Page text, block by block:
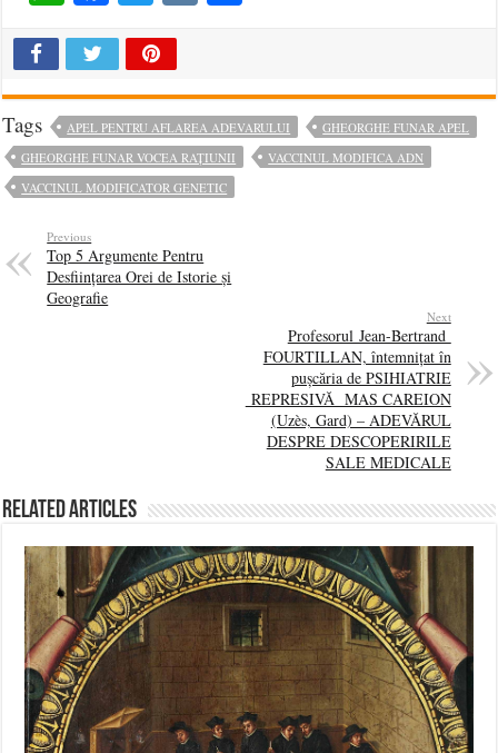
Tags APEL PENTRU AFLAREA ADEVARULUI
GHEORGHE FUNAR APEL
GHEORGHE FUNAR VOCEA RAȚIUNII
VACCINUL MODIFICA ADN
VACCINUL MODIFICATOR GENETIC
Previous
Top 5 Argumente Pentru
Desființarea Orei de Istorie și
Geografie
Next
Profesorul Jean-Bertrand
FOURTILLAN, întemnițat în
pușcăria de PSIHIATRIE
REPRESIVĂ MAS CAREION
(Uzès, Gard) – ADEVĂRUL
DESPRE DESCOPERIRILE
SALE MEDICALE
Related Articles